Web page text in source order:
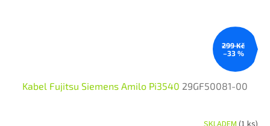
299 Kč
–33 %
Kabel Fujitsu Siemens Amilo Pi3540 29GF50081-00